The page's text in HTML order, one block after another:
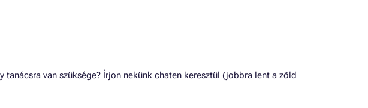
van szüksége? Írjon nekünk chaten keresztül (jobbra lent a zöld